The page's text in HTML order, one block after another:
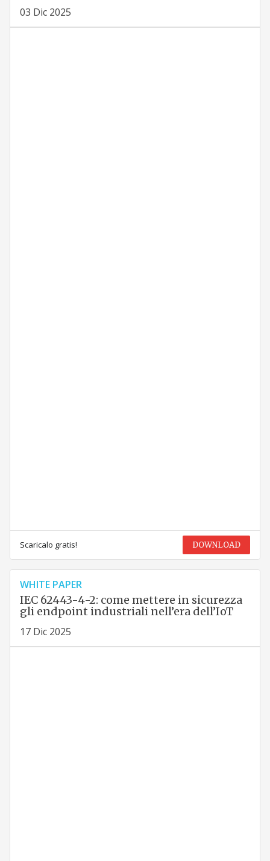
03 Dic 2025
Scaricalo gratis! DOWNLOAD
WHITE PAPER
IEC 62443-4-2: come mettere in sicurezza
gli endpoint industriali nell’era dell’IoT
17 Dic 2025